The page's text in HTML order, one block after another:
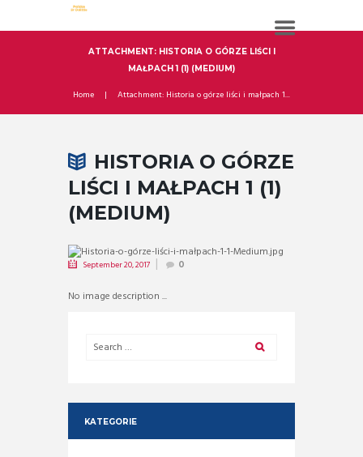
ATTACHMENT: HISTORIA O GÓRZE LIŚCI I
MAŁPACH 1 (1) (MEDIUM)
Home Attachment: Historia o górze liści i małpach 1...
HISTORIA O GÓRZE
LIŚCI I MAŁPACH 1 (1)
(MEDIUM)
September 20, 2017 0
No image description ...
KATEGORIE